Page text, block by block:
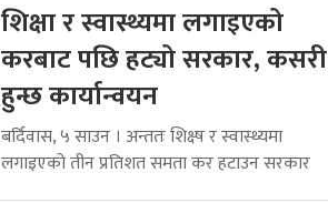
शिक्षा र स्वास्थ्यमा लगाइएको
करबाट पछि हट्यो सरकार, कसरी
हुन्छ कार्यान्वयन
बर्दिवास, ५ साउन । अन्ततः शिक्ष्ष र स्वास्थ्यमा
लगाइएको तीन प्रतिशत समता कर हटाउन सरकार